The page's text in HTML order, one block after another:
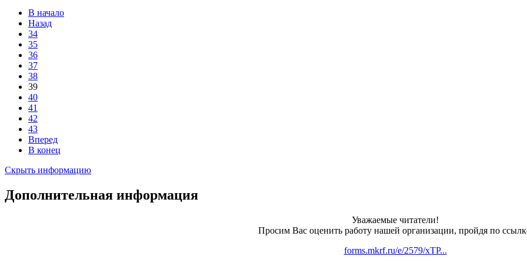
В начало
Назад
34
35
36
37
38
39
40
41
42
43
Вперед
В конец
Скрыть информацию
Дополнительная информация
Уважаемые читатели!
Просим Вас оценить работу нашей организации, пройдя по
forms.mkrf.ru/e/2579/xTP...